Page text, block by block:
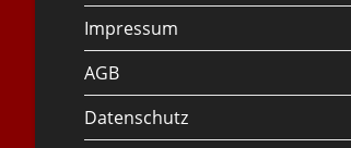
Impressum
AGB
Datenschutz